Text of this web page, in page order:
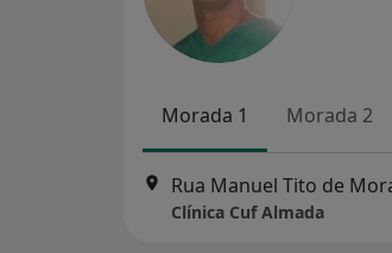
Morada 1 Morada 2
Rua Manuel Tito de
Clínica Cuf Almada